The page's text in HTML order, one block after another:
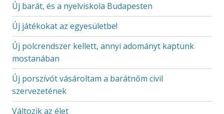
Új barát, és a nyelviskola Budapesten
Új játékokat az egyesületbe!
Új polcrendszer kellett, annyi adományt kaptunk
mostanában
Új porszívót vásároltam a barátnőm civil
szervezetének
Változik az élet